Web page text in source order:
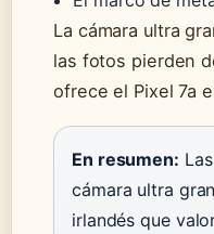
La cámara ultra
las fotos pierden
ofrece el Pixel 7a
En resumen:
cámara ultra
irlandés que